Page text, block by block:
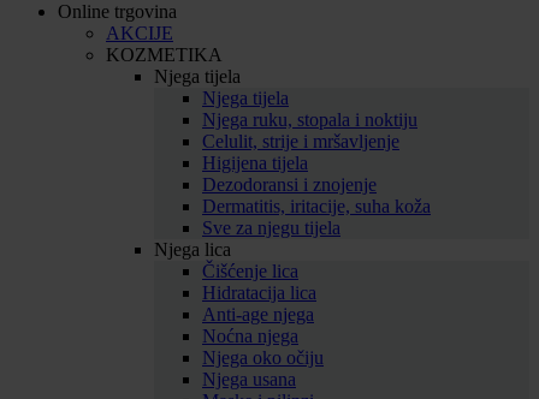
Online trgovina
AKCIJE
KOZMETIKA
Njega tijela
Njega tijela
Njega ruku, stopala i noktiju
Celulit, strije i mršavljenje
Higijena tijela
Dezodoransi i znojenje
Dermatitis, iritacije, suha koža
Sve za njegu tijela
Njega lica
Čišćenje lica
Hidratacija lica
Anti-age njega
Noćna njega
Njega oko očiju
Njega usana